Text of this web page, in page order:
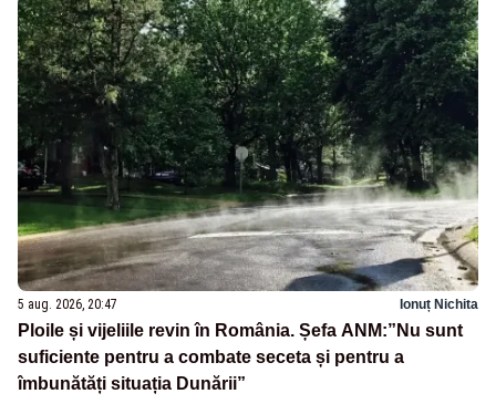
5 aug. 2026, 20:47 Ionuț Nichita
Ploile și vijeliile revin în România. Șefa ANM:”Nu sunt
suficiente pentru a combate seceta și pentru a
îmbunătăți situația Dunării”